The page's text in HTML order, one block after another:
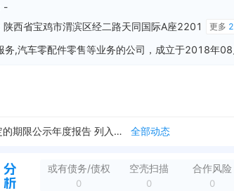
-
陕西省宝鸡市渭滨区经二路天同国际A座2201 更多 2
新增经营异常，列入原因：未依照《企业信息公示暂行条例》第八条规定的期限公示年度报告 列入机关：宝鸡市渭滨区市场监督管理局 列入日期：2023-07-13
全部动态
新增行政许可，许可机关：宝鸡市渭滨区市场监督管理局 许可内容：姓名: 冯博越; 出资额: 100; 百分比: 100 有效期：2022-03-07至209...
全部动态
全部动态
或有债务/债权
0
空壳扫描
0
合作风险
0